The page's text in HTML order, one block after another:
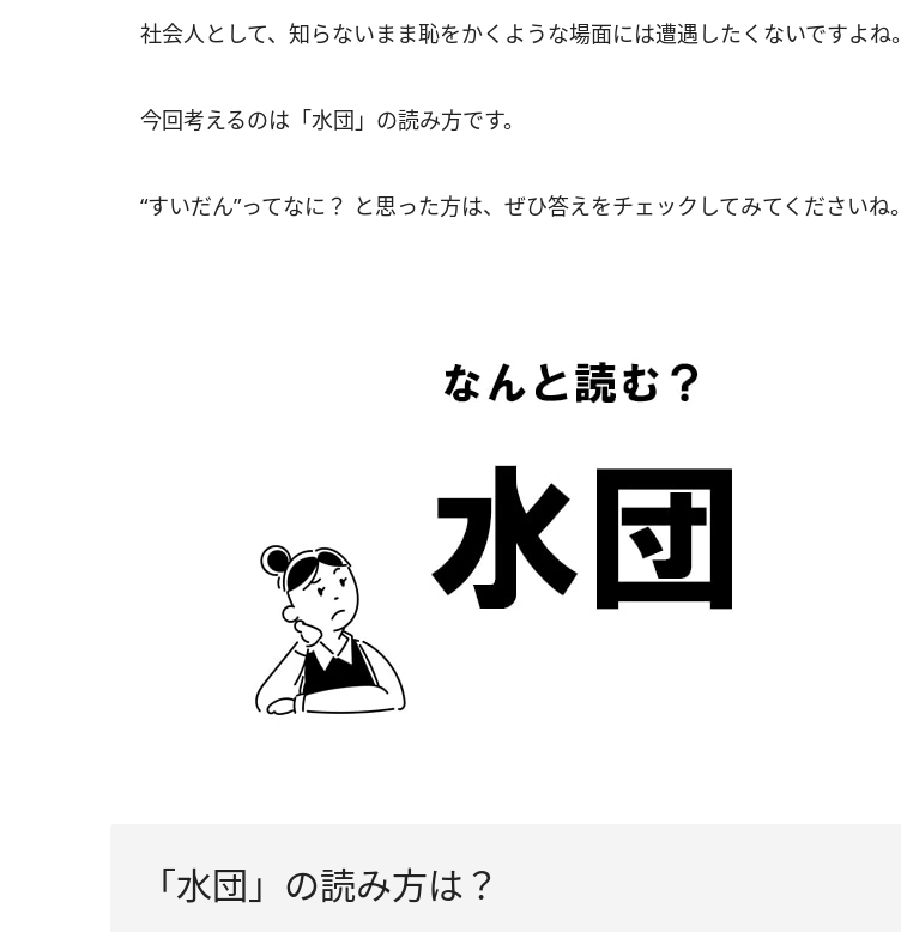
社会人として、知らないまま恥をかくような場面には遭遇したくないですよね。
今回考えるのは「水団」の読み方です。
“すいだん”ってなに？ と思った方は、ぜひ答えをチェックしてみてくださいね。
「水団」の読み方は？